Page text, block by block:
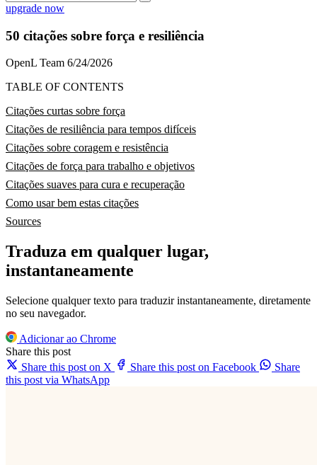
upgrade now
50 citações sobre força e resiliência
OpenL Team 6/24/2026
TABLE OF CONTENTS
Citações curtas sobre força
Citações de resiliência para tempos difíceis
Citações sobre coragem e resistência
Citações de força para trabalho e objetivos
Citações suaves para cura e recuperação
Como usar bem estas citações
Sources
Traduza em qualquer lugar,
instantaneamente
Selecione qualquer texto para traduzir instantaneamente, diretamente
no seu navegador.
Adicionar ao Chrome
Share this post
Share this post on X
Share this post on Facebook
Share
this post via WhatsApp